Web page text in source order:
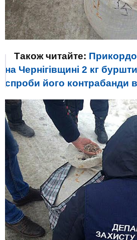
Також читайте:
на Чернігівщині 2 кг
спроби його контрабанди